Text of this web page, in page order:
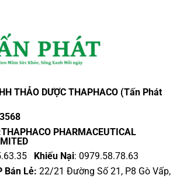
THẢO DƯỢC THAPHACO (Tấn Phát
PHARMACEUTICAL
Khiếu Nại: 0979.58.78.63
Bán Lẻ: 22/21 Đường Số 21, P8 Gò Vấp,